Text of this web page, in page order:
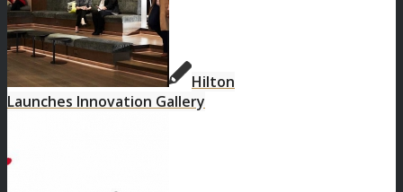
Hilton
Launches Innovation Gallery